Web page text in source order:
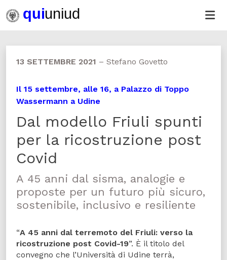
13 SETTEMBRE 2021 – Stefano Govetto
Il 15 settembre, alle 16, a Palazzo di Toppo
Wassermann a Udine
Dal modello Friuli spunti
per la ricostruzione post
Covid
A 45 anni dal sisma, analogie e
proposte per un futuro più sicuro,
sostenibile, inclusivo e resiliente
“A 45 anni dal terremoto del Friuli: verso la
ricostruzione post Covid-19”. È il titolo del
convegno che l’Università di Udine terrà,